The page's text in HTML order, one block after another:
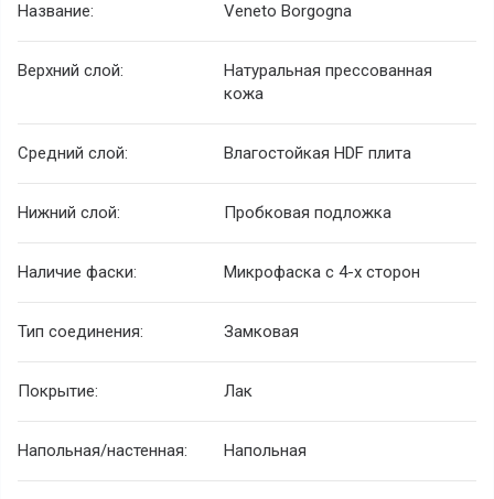
Название: Veneto Borgogna
Верхний слой:
Натуральная прессованная
кожа
Средний слой: Влагостойкая HDF плита
Нижний слой: Пробковая подложка
Наличие фаски: Микрофаска с 4-х сторон
Тип соединения: Замковая
Покрытие: Лак
Напольная/настенная: Напольная